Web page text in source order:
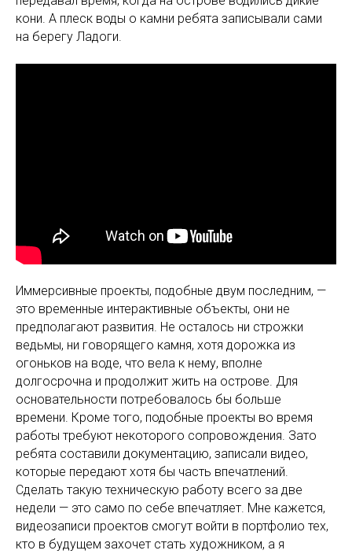
кони. А плеск воды о камни ребята записывали сами
на берегу Ладоги.
Иммерсивные проекты, подобные двум последним, —
это временные интерактивные объекты, они не
предполагают развития. Не осталось ни строжки
ведьмы, ни говорящего камня, хотя дорожка из
огоньков на воде, что вела к нему, вполне
долгосрочна и продолжит жить на острове. Для
основательности потребовалось бы больше
времени. Кроме того, подобные проекты во время
работы требуют некоторого сопровождения. Зато
ребята составили документацию, записали видео,
которые передают хотя бы часть впечатлений.
Сделать такую техническую работу всего за две
недели — это само по себе впечатляет. Мне кажется,
видеозаписи проектов смогут войти в портфолио тех,
кто в будущем захочет стать художником, а я